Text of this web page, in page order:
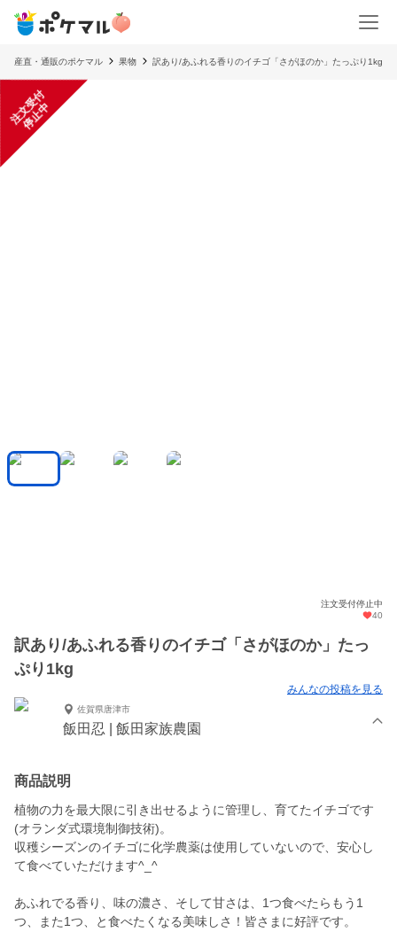
産直・通販のポケマル 果物 訳あり/あふれる香りのイチゴ「さがほのか」たっぷり1kg
注
文
受
付
停
止
中
注文受付停止中
40
訳あり/あふれる香りのイチゴ「さがほのか」たっ
ぷり1kg
みんなの投稿を見る
佐賀県唐津市
飯田忍 | 飯田家族農園
商品説明
植物の力を最大限に引き出せるように管理し、育てたイチゴです
(オランダ式環境制御技術)。
収穫シーズンのイチゴに化学農薬は使用していないので、安心し
て食べていただけます^_^
あふれでる香り、味の濃さ、そして甘さは、1つ食べたらもう1
つ、また1つ、と食べたくなる美味しさ！皆さまに好評です。